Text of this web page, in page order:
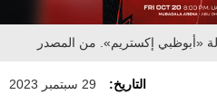
«أبوظبي إكستريم». من المصدر
التاريخ: 29 سبتمبر 2023